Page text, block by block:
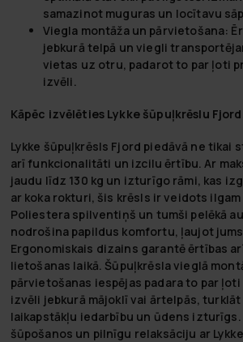
samazinot muguras un locītavu
Viegla montāža un pārvietošana:
jebkurā telpā un viegli
vietas uz otru, padarot to par ļoti
izvēli.
Kāpēc izvēlēties Lykke šūpuļkrēslu
Lykke šūpuļkrēsls Fjord piedāvā ne tikai
arī funkcionalitāti un izcilu ērtību. Ar
jaudu līdz 130 kg un izturīgo rāmi, kas
ar koka rokturi, šis krēsls ir veidots ilgam
Poliestera spilventiņš un tumši pelēkā
nodrošina papildus komfortu, ļaujot
Ergonomiskais dizains garantē ērtības
lietošanas laikā. Šūpuļkrēsla vieglā
pārvietošanas iespējas padara to par
izvēli jebkurā mājoklī vai ārtelpās,
laikapstākļu iedarbību un ūdens
šūpošanos un pilnīgu relaksāciju ar